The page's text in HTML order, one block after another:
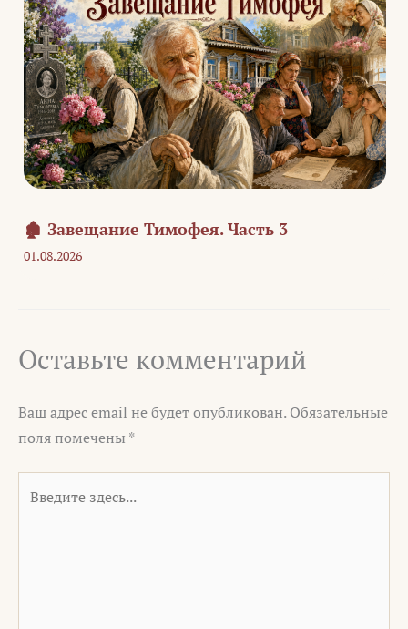
🏚️ Завещание Тимофея. Часть 3
01.08.2026
Оставьте комментарий
Ваш адрес email не будет опубликован. Обязательные
поля помечены *
здесь...